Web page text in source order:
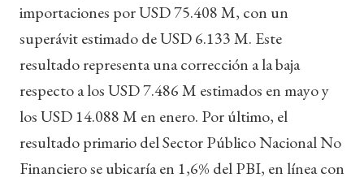
importaciones por USD 75.408 M, con un
superávit estimado de USD 6.133 M. Este
resultado representa una corrección a la baja
respecto a los USD 7.486 M estimados en mayo y
los USD 14.088 M en enero. Por último, el
resultado primario del Sector Público Nacional No
Financiero se ubicaría en 1,6% del PBI, en línea con